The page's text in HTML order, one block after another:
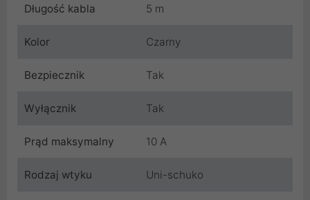
Długość kabla 5 m
Kolor Czarny
Bezpiecznik Tak
Wyłącznik Tak
Prąd maksymalny 10 A
Rodzaj wtyku Uni-schuko